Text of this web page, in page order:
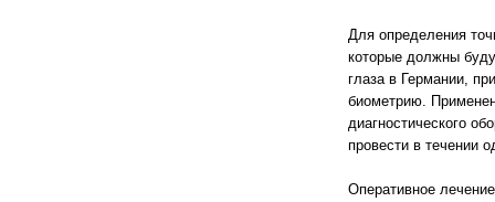
Для определения
которые должны
глаза в Германии,
биометрию.
диагностического
провести в течении
Оперативное